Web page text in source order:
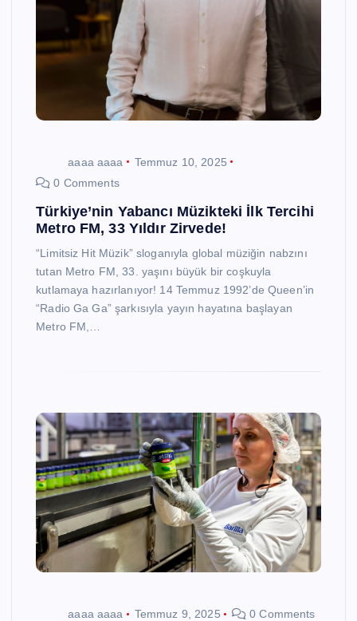
aaaa aaaa
Temmuz 10, 2025
0 Comments
Türkiye’nin Yabancı Müzikteki İlk Tercihi
Metro FM, 33 Yıldır Zirvede!
“Limitsiz Hit Müzik” sloganıyla global müziğin nabzını
tutan Metro FM, 33. yaşını büyük bir coşkuyla
kutlamaya hazırlanıyor! 14 Temmuz 1992’de Queen’in
“Radio Ga Ga” şarkısıyla yayın hayatına başlayan
Metro FM,…
aaaa aaaa Temmuz 9, 2025 0 Comments